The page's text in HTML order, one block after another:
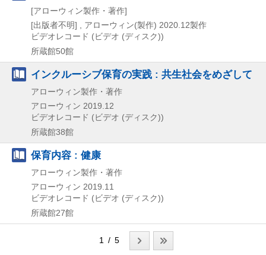
[アローウィン製作・著作]
[出版者不明] , アローウィン(製作) 2020.12製作
ビデオレコード (ビデオ (ディスク))
所蔵館50館
インクルーシブ保育の実践 : 共生社会をめざして
アローウィン製作・著作
アローウィン 2019.12
ビデオレコード (ビデオ (ディスク))
所蔵館38館
保育内容 : 健康
アローウィン製作・著作
アローウィン 2019.11
ビデオレコード (ビデオ (ディスク))
所蔵館27館
1 / 5